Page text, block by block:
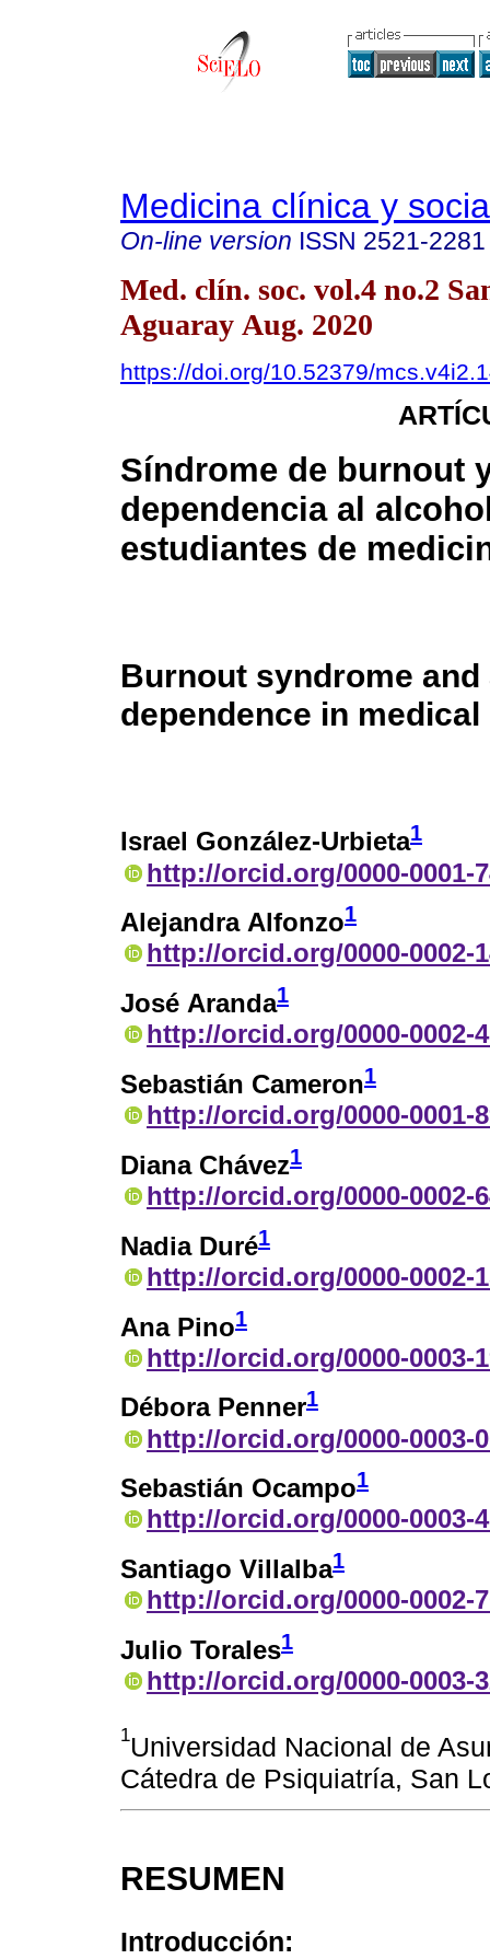
Medicina clínica y
On-line version ISSN 2521-2281
Med. clín. soc. vol.4 no.2
Aguaray Aug. 2020
https://doi.org/10.52379/
Síndrome de burnout
dependencia al
estudiantes de
Burnout syndrome
dependence in
Israel González-Urbieta1
http://orcid.org/0000-0001-
Alejandra Alfonzo1
http://orcid.org/0000-0002-
José Aranda1
http://orcid.org/0000-0002-
Sebastián Cameron1
http://orcid.org/0000-0001-
Diana Chávez1
http://orcid.org/0000-0002-
Nadia Duré1
http://orcid.org/0000-0002-
Ana Pino1
http://orcid.org/0000-0003-
Débora Penner1
http://orcid.org/0000-0003-
Sebastián Ocampo1
http://orcid.org/0000-0003-
Santiago Villalba1
http://orcid.org/0000-0002-
Julio Torales1
http://orcid.org/0000-0003-
1Universidad Nacional de
Cátedra de Psiquiatría, San
RESUMEN
Introducción: